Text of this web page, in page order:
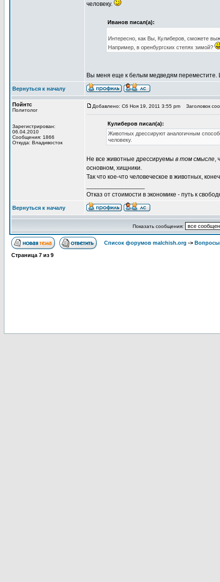
человеку.
Иванов писал(а):
Интересно, как Вы, Кулиберов, сможете
Например, в оренбургских степях зимой?
Вы меня еще к белым медведям переместите.
Вернуться к началу
Пойнтс
Политолог
Зарегистрирован:
06.04.2010
Сообщения: 1866
Откуда: Владивосток
Добавлено: Сб Ноя 19, 2011 3:55 pm Заголовок
Кулиберов писал(а):
Животных дрессируют аналогичным
человеку.
Не все животные дрессируемы в том смысле,
основном, хищники.
Так что кое-что человеческое в животных,
Отказ от стоимости в экономике - путь к
Вернуться к началу
Показать сообщения:
Список форумов malchish.org -> Вопросы
Страница 7 из 9